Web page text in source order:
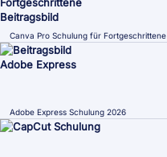
Canva Pro Schulung für Fortgeschrittene
Adobe Express Schulung 2026